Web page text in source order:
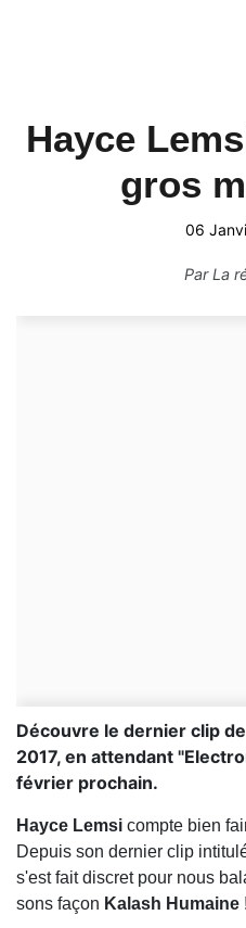
Hayce
gros
06
ParLa
Découvre le dernier clip
2017, en attendant
février prochain.
Hayce Lemsi compte bien
Depuis son dernier clip
s'est fait discret pour nous
sons façon Kalash Humaine !